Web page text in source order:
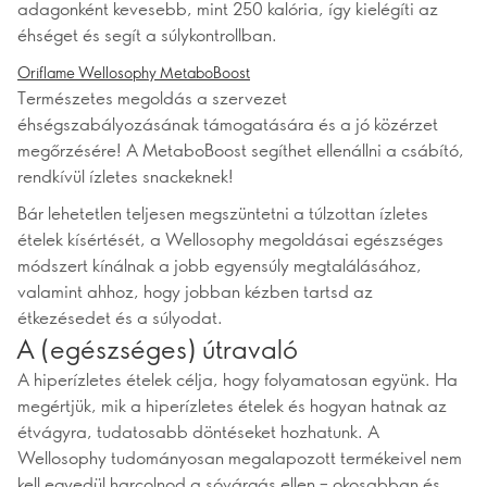
adagonként kevesebb, mint 250 kalória, így kielégíti az
éhséget és segít a súlykontrollban.
Oriflame Wellosophy MetaboBoost
Természetes megoldás a szervezet
éhségszabályozásának támogatására és a jó közérzet
megőrzésére! A MetaboBoost segíthet ellenállni a csábító,
rendkívül ízletes snackeknek!
Bár lehetetlen teljesen megszüntetni a túlzottan ízletes
ételek kísértését, a Wellosophy megoldásai egészséges
módszert kínálnak a jobb egyensúly megtalálásához,
valamint ahhoz, hogy jobban kézben tartsd az
étkezésedet és a súlyodat.
A (egészséges) útravaló
A hiperízletes ételek célja, hogy folyamatosan együnk. Ha
megértjük, mik a hiperízletes ételek és hogyan hatnak az
étvágyra, tudatosabb döntéseket hozhatunk. A
Wellosophy tudományosan megalapozott termékeivel nem